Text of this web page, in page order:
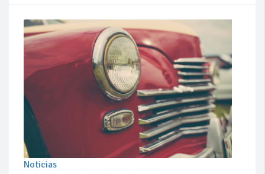
Noticias